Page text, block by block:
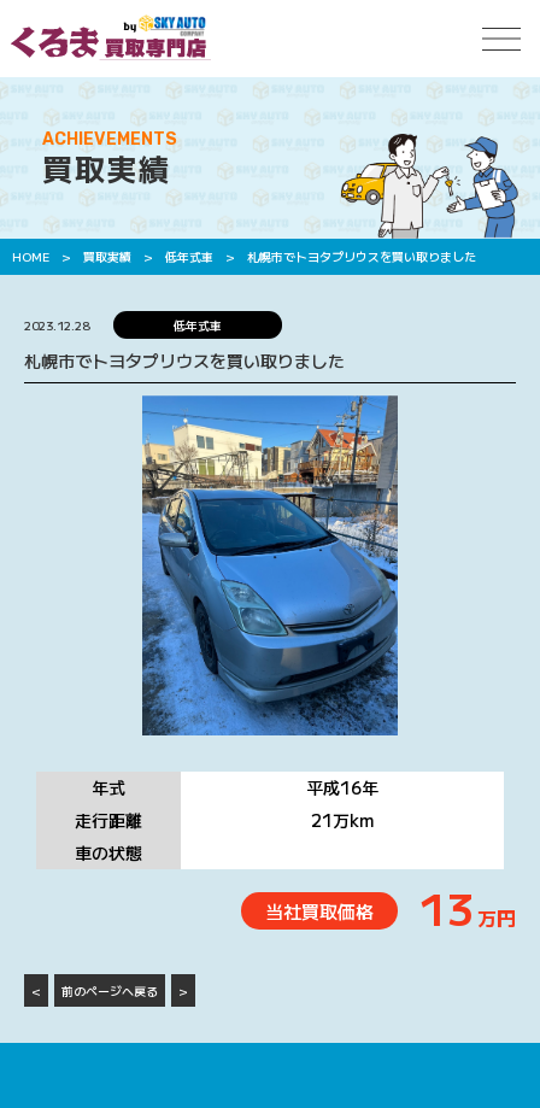
ACHIEVEMENTS
買取実績
HOME > 買取実績 > 低年式車 > 札幌市でトヨタプリウスを買い取りました
2023.12.28 低年式車
札幌市でトヨタプリウスを買い取りました
年式 平成16年
走行距離
21万km
車の状態
当社買取価格 13 万円
< 前のページへ戻る >